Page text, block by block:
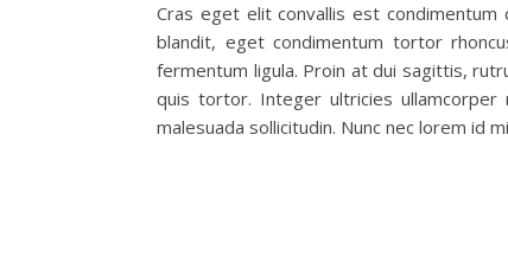
Cras eget elit convallis est condimentum
blandit, eget condimentum tortor
fermentum ligula. Proin at dui sagittis,
quis tortor. Integer ultricies
malesuada sollicitudin. Nunc nec lorem id